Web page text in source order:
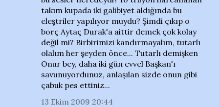
takım kupada iki galibiyet aldığında bu
eleştriler yapılıyor muydu? Şimdi çıkıp o
borç Aytaç Durak'a aittir demek çok kolay
değil mi? Birbirimizi kandırmayalım, tutarlı
olalım her şeyden önce... Tutarlı demişken
Onur bey, daha iki gün evvel Başkan'ı
savunuyordunuz, anlaşılan sizde onun gibi
çabuk pes ettiniz...
13 Ekim 2009 20:44